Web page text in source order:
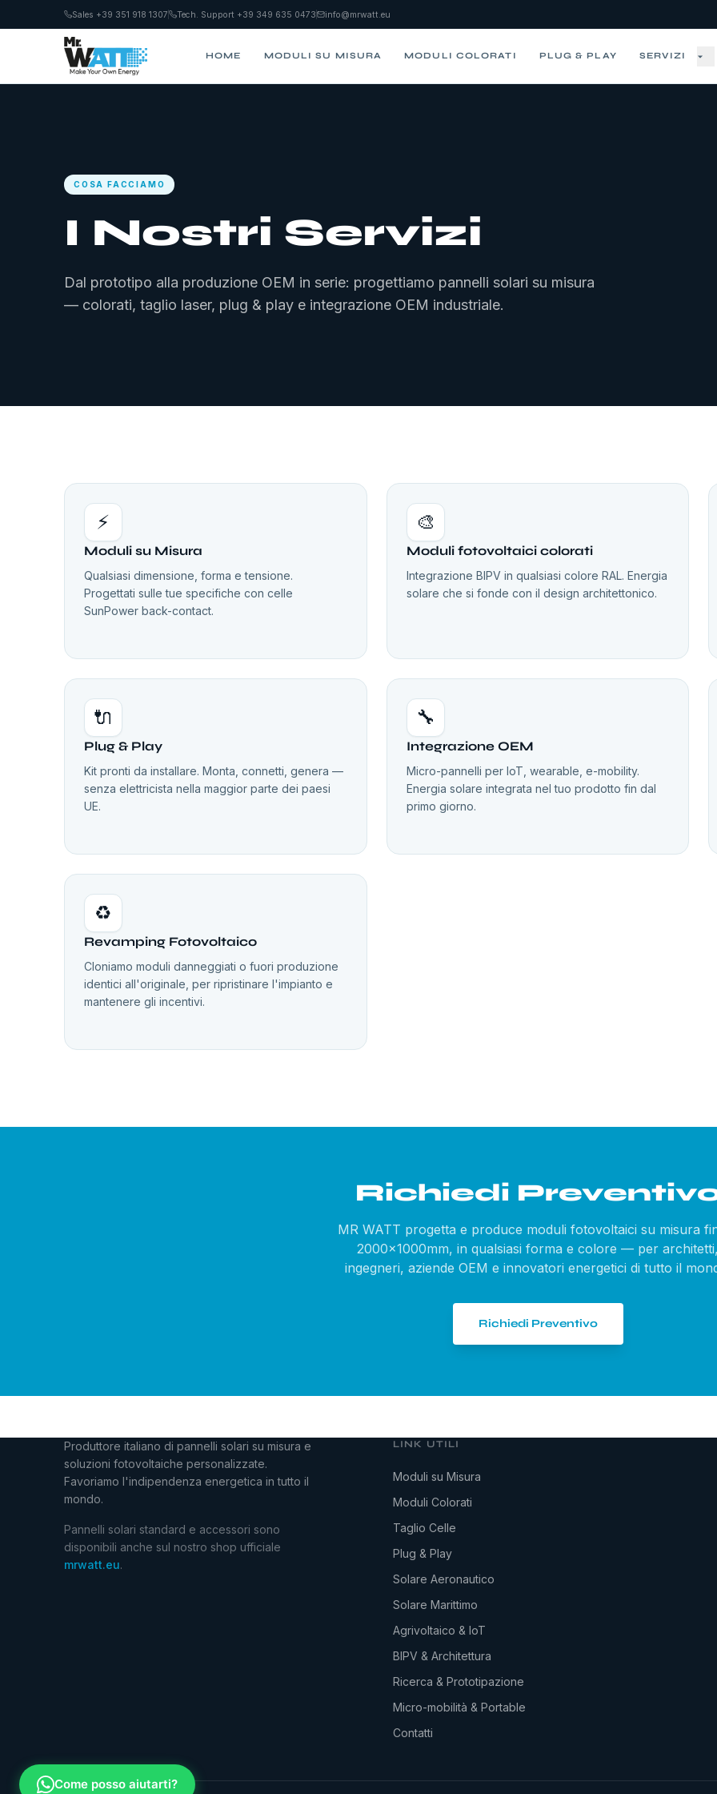
Sales +39 351 918 1307 Tech. Support +39 349 635 0473 info@mrwatt.eu
HOME MODULI SU MISURA MODULI COLORATI PLUG & PLAY SERVIZI
COSA FACCIAMO
I Nostri Servizi
Dal prototipo alla produzione OEM in serie: progettiamo pannelli solari su misura
— colorati, taglio laser, plug & play e integrazione OEM industriale.
⚡
Moduli su Misura
Qualsiasi dimensione, forma e tensione.
Progettati sulle tue specifiche con celle
SunPower back-contact.
🎨
Moduli fotovoltaici colorati
Integrazione BIPV in qualsiasi colore RAL. Energia
solare che si fonde con il design architettonico.
🔌
Plug & Play
Kit pronti da installare. Monta, connetti, genera —
senza elettricista nella maggior parte dei paesi
UE.
🔧
Integrazione OEM
Micro-pannelli per IoT, wearable, e-mobility.
Energia solare integrata nel tuo prodotto fin dal
primo giorno.
♻️
Revamping Fotovoltaico
Cloniamo moduli danneggiati o fuori produzione
identici all'originale, per ripristinare l'impianto e
mantenere gli incentivi.
Richiedi
MR WATT progetta e produce moduli fotovoltaici su misura
2000×1000mm, in qualsiasi forma e colore — per architetti,
ingegneri, aziende OEM e innovatori energetici di tutto il
Richiedi Preventivo
Produttore italiano di pannelli solari su misura e
soluzioni fotovoltaiche personalizzate.
Favoriamo l'indipendenza energetica in tutto il
mondo.
Pannelli solari standard e accessori sono
disponibili anche sul nostro shop ufficiale
mrwatt.eu.
LINK UTILI
Moduli su Misura
Moduli Colorati
Taglio Celle
Plug & Play
Solare Aeronautico
Solare Marittimo
Agrivoltaico & IoT
BIPV & Architettura
Ricerca & Prototipazione
Micro-mobilità & Portable
Contatti
Come posso aiutarti?